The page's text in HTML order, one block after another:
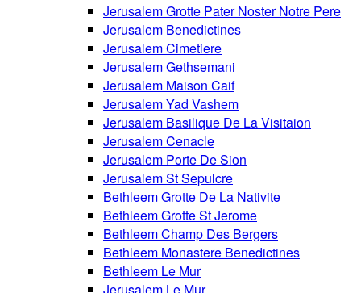
Jerusalem Grotte Pater Noster Notre Pere
Jerusalem Benedictines
Jerusalem Cimetiere
Jerusalem Gethsemani
Jerusalem Maison Caif
Jerusalem Yad Vashem
Jerusalem Basilique De La Visitaion
Jerusalem Cenacle
Jerusalem Porte De Sion
Jerusalem St Sepulcre
Bethleem Grotte De La Nativite
Bethleem Grotte St Jerome
Bethleem Champ Des Bergers
Bethleem Monastere Benedictines
Bethleem Le Mur